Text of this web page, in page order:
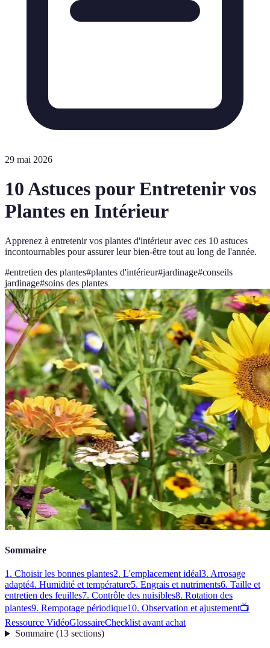
29 mai 2026
10 Astuces pour Entretenir vos
Plantes en Intérieur
Apprenez à entretenir vos plantes d'intérieur avec ces 10 astuces
incontournables pour assurer leur bien-être tout au long de l'année.
#entretien des plantes#plantes d'intérieur#jardinage#conseils
jardinage#soins des plantes
Sommaire
1. Choisir les bonnes plantes2. L'emplacement idéal3. Arrosage
adapté4. Humidité et température5. Engrais et nutriments6. Taille et
entretien des feuilles7. Contrôle des nuisibles8. Rotation des
plantes9. Rempotage périodique10. Observation et ajustement📺
Ressource VidéoGlossaireChecklist avant achat
Sommaire(13 sections)